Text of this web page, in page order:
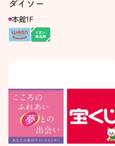
ダイソー
本館1F